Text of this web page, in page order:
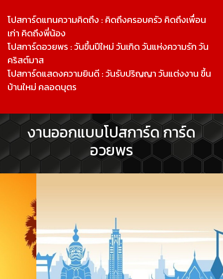
โปสการ์ดแทนความคิดถึง : คิดถึงครอบครัว คิดถึงเพื่อน
เก่า คิดถึงพี่น้อง
โปสการ์ดอวยพร : วันขึ้นปีใหม่ วันเกิด วันแห่งความรัก วัน
คริสต์มาส
โปสการ์ดแสดงความยินดี : วันรับปริญญา วันแต่งงาน ขึ้น
บ้านใหม่ คลอดบุตร
งานออกแบบโปสการ์ด การ์ด
อวยพร